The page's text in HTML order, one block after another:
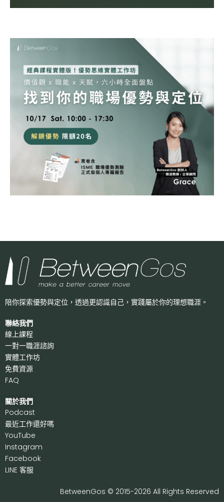
陪你探索優勢與定位，透過更認識自己， 實踐屬於你的理想職涯。
聯絡我們
線上課程
一對一職涯諮詢
實體工作坊
免費資源
FAQ
關於我們
Podcast
最近工作還好嗎
YouTube
Instagram
Facebook
LINE 客服
BetweenGos © 2015-2026 All Rights Reserved